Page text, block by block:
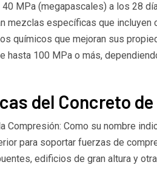
MPa (megapascales) a los 28
mezclas específicas que incluyen
químicos que mejoran sus
hasta 100 MPa o más,
del Concreto
Compresión: Como su nombre
para soportar fuerzas de
edificios de gran altura y